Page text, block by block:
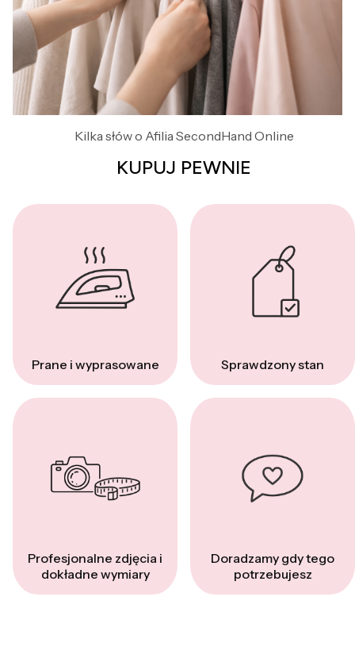
Kilka słów o Afilia SecondHand Online
KUPUJ PEWNIE
Prane i wyprasowane Sprawdzony stan
Profesjonalne zdjęcia i
dokładne wymiary
Doradzamy gdy tego
potrzebujesz